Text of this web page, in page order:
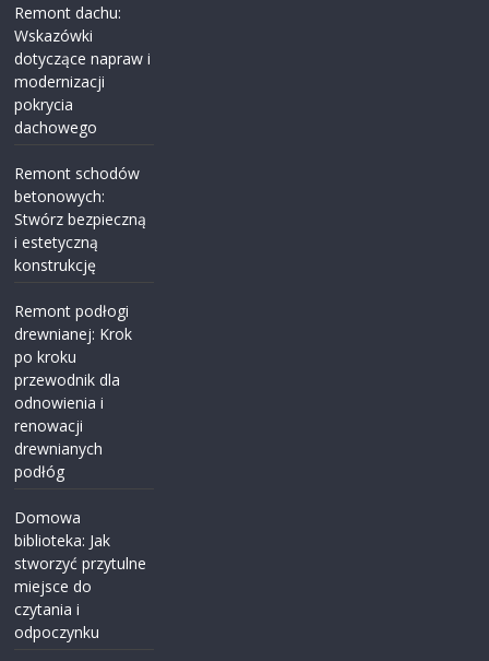
Remont dachu:
Wskazówki
dotyczące napraw i
modernizacji
pokrycia
dachowego
Remont schodów
betonowych:
Stwórz bezpieczną
i estetyczną
konstrukcję
Remont podłogi
drewnianej: Krok
po kroku
przewodnik dla
odnowienia i
renowacji
drewnianych
podłóg
Domowa
biblioteka: Jak
stworzyć przytulne
miejsce do
czytania i
odpoczynku